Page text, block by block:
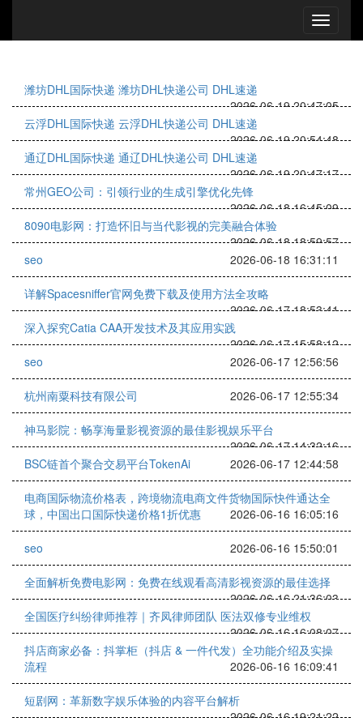
潍坊DHL国际快递 潍坊DHL快递公司 DHL速递
2026-06-19 20:47:05
云浮DHL国际快递 云浮DHL快递公司 DHL速递
2026-06-19 20:54:48
通辽DHL国际快递 通辽DHL快递公司 DHL速递
2026-06-19 20:47:17
常州GEO公司：引领行业的生成引擎优化先锋
2026-06-18 16:45:09
8090电影网：打造怀旧与当代影视的完美融合体验
2026-06-18 18:59:57
seo
2026-06-18 16:31:11
详解Spacesniffer官网免费下载及使用方法全攻略
2026-06-17 18:53:41
深入探究Catia CAA开发技术及其应用实践
2026-06-17 15:58:12
seo
2026-06-17 12:56:56
杭州南粟科技有限公司 2026-06-17 12:55:34
神马影院：畅享海量影视资源的最佳影视娱乐平台
2026-06-17 14:32:16
BSC链首个聚合交易平台TokenAi
2026-06-17 12:44:58
电商国际物流价格表，跨境物流电商文件货物国际快件通达全
球，中国出口国际快递价格1折优惠
2026-06-16 16:05:16
seo 2026-06-16 15:50:01
全面解析免费电影网：免费在线观看高清影视资源的最佳选择
2026-06-16 21:36:03
全国医疗纠纷律师推荐｜齐凤律师团队 医法双修专业维权
2026-06-16 16:08:07
抖店商家必备：抖掌柜（抖店 & 一件代发）全功能介绍及实操
流程
2026-06-16 16:09:41
短剧网：革新数字娱乐体验的内容平台解析
2026-06-16 19:21:22